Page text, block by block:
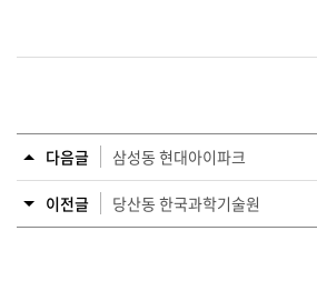
다음글 삼성동 현대아이파크
이전글 당산동 한국과학기술원